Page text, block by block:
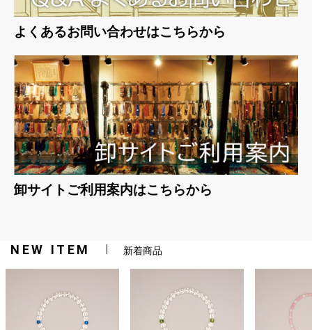
よくあるお問い合わせはこちらから
卸サイトご利用案内はこちらから
NEW ITEM 新着商品